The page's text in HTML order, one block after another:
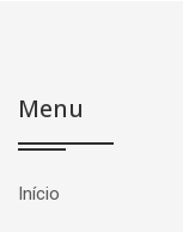
Menu
Início